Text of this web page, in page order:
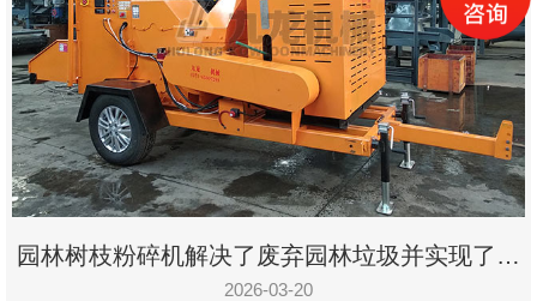
园林树枝粉碎机解决了废弃园林垃圾并实现了再
利用
2026-03-20